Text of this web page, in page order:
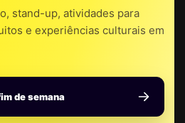
stand-up, atividades para
e experiências culturais em
de semana